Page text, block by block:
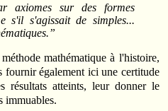
axiomes sur des formes
s'il s'agissait de simples...
mathématique à l'histoire,
également ici une certitude
résultats atteints, leur donner le
immuables.